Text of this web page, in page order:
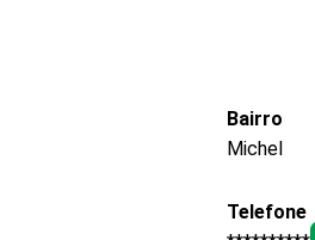
Bairro
Michel
Telefone